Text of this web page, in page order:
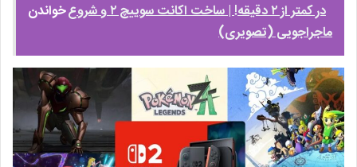
خواندندر کمتر از ۲ دقیقه! | ساخت اکانت سوییچ ۲ و شروع
ماجراجویی (تصویری)